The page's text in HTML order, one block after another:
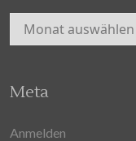
Archiv
Meta
Anmelden